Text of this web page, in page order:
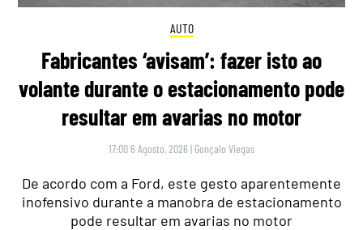
AUTO
Fabricantes ‘avisam’: fazer isto ao
volante durante o estacionamento pode
resultar em avarias no motor
17:00 6 Agosto, 2026 | Gonçalo Viegas
De acordo com a Ford, este gesto aparentemente
inofensivo durante a manobra de estacionamento
pode resultar em avarias no motor